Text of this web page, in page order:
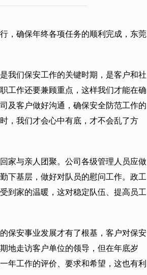
，确保年终各项任务的顺利完成，东莞
我们保安工作的关键时期，是客户和社
工作还要兼顾重点，这样我们才能在确
及客户做好沟通，确保安全防范工作的
，我们才会心中有底，才不会乱了方
家与亲人团聚。公司各级管理人员应做
下基层，做好对队员的慰问工作。政工
到家的温暖，这对稳定队伍、提高员工
保安事业发展才有了根基，客户对保安
地走访客户单位的领导，但在年底岁
年工作的评价、要求和希望，这也有利